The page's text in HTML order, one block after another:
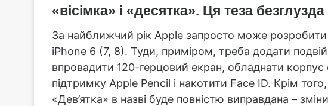
«вісімка» і «десятка». Ця теза безглузда
За найближчий рік Apple запросто може
iPhone 6 (7, 8). Туди, приміром, треба додати
впровадити 120-герцовий екран, обладнати
підтримку Apple Pencil і накотити Face ID. Крім
«Дев’ятка» в назві буде повністю виправдана –